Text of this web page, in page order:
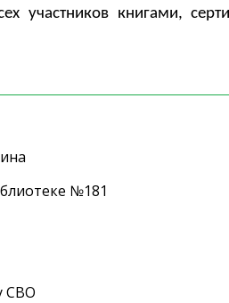
участников книгами,
№181
СВО